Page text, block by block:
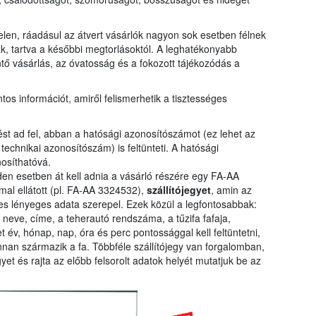
ráadásul az átvert vásárlók nagyon sok esetben félnek
tartva a későbbi megtorlásoktól. A leghatékonyabb
vásárlás, az óvatosság és a fokozott tájékozódás a
információt, amiről felismerhetik a tisztességes
ad fel, abban a hatósági azonosítószámot (ez lehet az
azonosítószám) is feltünteti. A hatósági
esetben át kell adnia a vásárló részére egy FA-AA
ellátott (pl. FA-AA 3324532), szállítójegyet, amin az
lényeges adata szerepel. Ezek közül a legfontosabbak:
címe, a teherautó rendszáma, a tűzifa fafaja,
év, hónap, nap, óra és perc pontossággal kell feltüntetni,
származik a fa. Többféle szállítójegy van forgalomban,
és rajta az előbb felsorolt adatok helyét mutatjuk be az